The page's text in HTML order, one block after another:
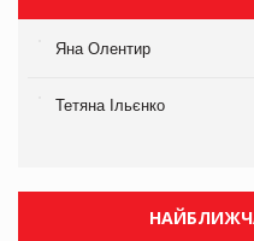
Яна Олентир
Тетяна Ільєнко